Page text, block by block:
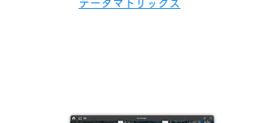
データマトリックス